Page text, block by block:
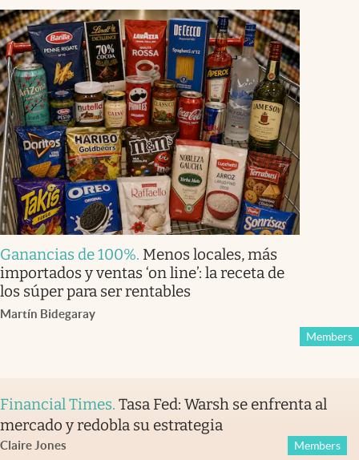
Ganancias de 100%. Menos locales, más
importados y ventas ‘on line’: la receta de
los súper para ser rentables
Martín Bidegaray
Members
Financial Times. Tasa Fed: Warsh se enfrenta al
mercado y redobla su estrategia
Claire Jones Members